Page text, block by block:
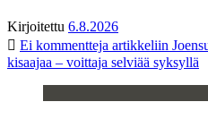
Kirjoitettu 6.8.2026
Ei kommentteja artikkeliin
kisaajaa – voittaja selviää syksyllä